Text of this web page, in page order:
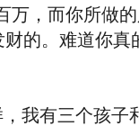
，而你所做的
的。难道你真
我有三个孩子